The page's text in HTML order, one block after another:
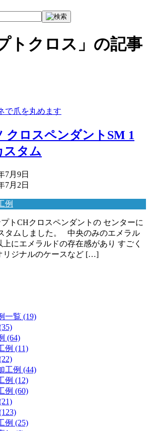
トクロス」の記事
クロスペンダントSM 1
スタム
7月9日
7月2日
例
トCHクロスペンダントの センターに
タムしました。 中央のみのエメラル
上にエメラルドの存在感があり すごく
リジナルのケースなど […]
一覧 (19)
(64)
例 (11)
工例 (44)
例 (12)
例 (60)
例 (25)